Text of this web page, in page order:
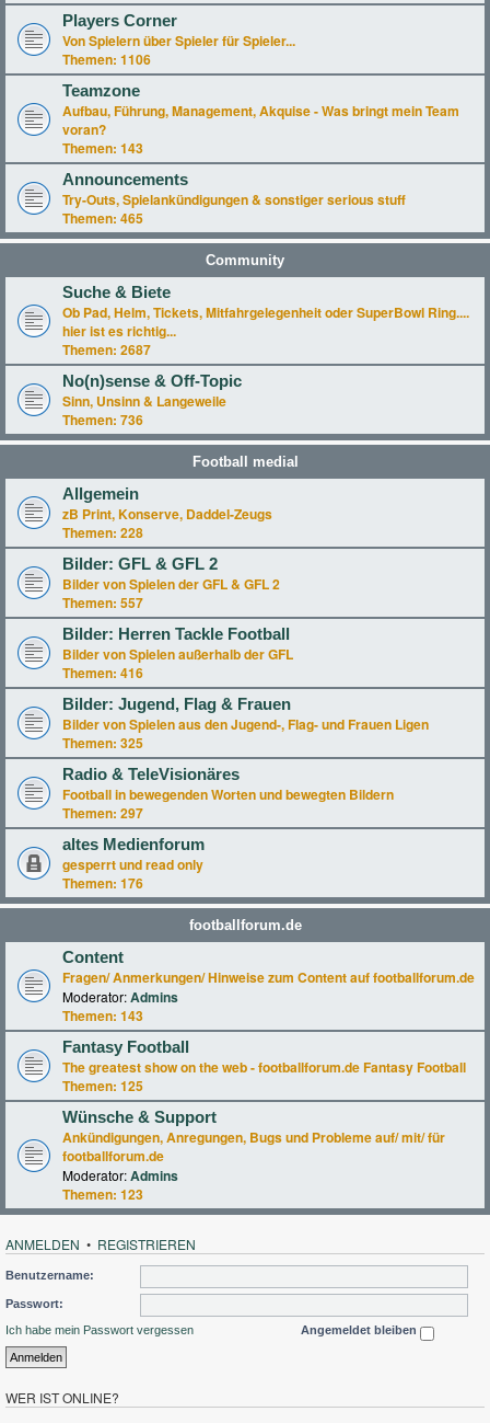
Players Corner
Von Spielern über Spieler für Spieler...
Themen: 1106
Teamzone
Aufbau, Führung, Management, Akquise - Was bringt mein Team
voran?
Themen: 143
Announcements
Try-Outs, Spielankündigungen & sonstiger serious stuff
Themen: 465
Community
Suche & Biete
Ob Pad, Helm, Tickets, Mitfahrgelegenheit oder SuperBowl Ring....
hier ist es richtig...
Themen: 2687
No(n)sense & Off-Topic
Sinn, Unsinn & Langeweile
Themen: 736
Football medial
Allgemein
zB Print, Konserve, Daddel-Zeugs
Themen: 228
Bilder: GFL & GFL 2
Bilder von Spielen der GFL & GFL 2
Themen: 557
Bilder: Herren Tackle Football
Bilder von Spielen außerhalb der GFL
Themen: 416
Bilder: Jugend, Flag & Frauen
Bilder von Spielen aus den Jugend-, Flag- und Frauen Ligen
Themen: 325
Radio & TeleVisionäres
Football in bewegenden Worten und bewegten Bildern
Themen: 297
altes Medienforum
gesperrt und read only
Themen: 176
footballforum.de
Content
Fragen/ Anmerkungen/ Hinweise zum Content auf footballforum.de
Moderator:Admins
Themen: 143
Fantasy Football
The greatest show on the web - footballforum.de Fantasy Football
Themen: 125
Wünsche & Support
Ankündigungen, Anregungen, Bugs und Probleme auf/ mit/ für
footballforum.de
Moderator:Admins
Themen: 123
ANMELDEN • REGISTRIEREN
Benutzername:
Passwort:
Ich habe mein Passwort vergessen
Angemeldet bleiben
WER IST ONLINE?